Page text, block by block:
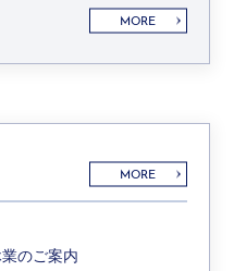
MORE
MORE
のご案内